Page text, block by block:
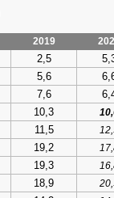
2019
2,5
5,6
7,6
10,3
11,5
19,2
19,3
18,9